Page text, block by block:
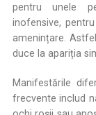
pentru unele
inofensive,
amenințare.
duce la apariția
Manifestările
frecvente includ